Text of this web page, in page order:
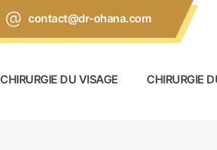
contact@dr-ohana.com
CHIRURGIE DU VISAGE CHIRURGIE